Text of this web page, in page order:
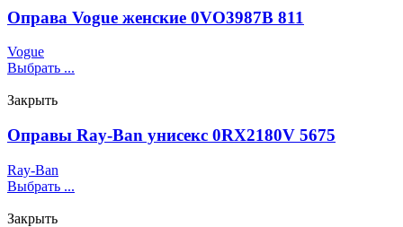
Оправа Vogue женские 0VO3987B 811
Vogue
Выбрать ...
Закрыть
Оправы Ray-Ban унисекс 0RX2180V 5675
Ray-Ban
Выбрать ...
Закрыть